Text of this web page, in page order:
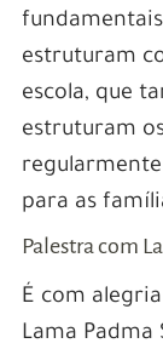
estruturam
escola, que
estruturam
para as
Palestra com
É com
Lama